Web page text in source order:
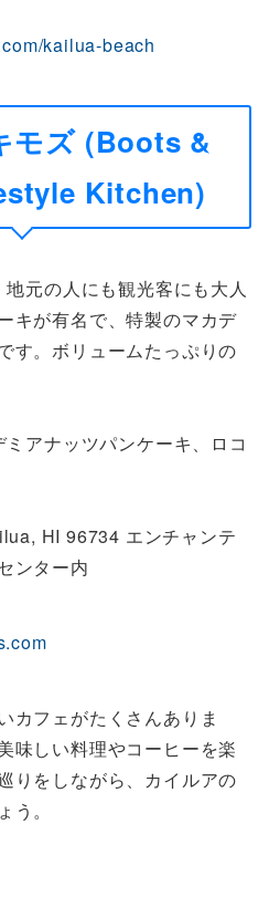
kailua-beach
モズ (Boots &
Kitchen)
元の人にも観光客にも大人
キが有名で、特製のマカデ
す。ボリュームたっぷりの
ミアナッツパンケーキ、ロコ
HI 96734 エンチャンテ
ンター内
カフェがたくさんありま
味しい料理やコーヒーを楽
りをしながら、カイルアの
。